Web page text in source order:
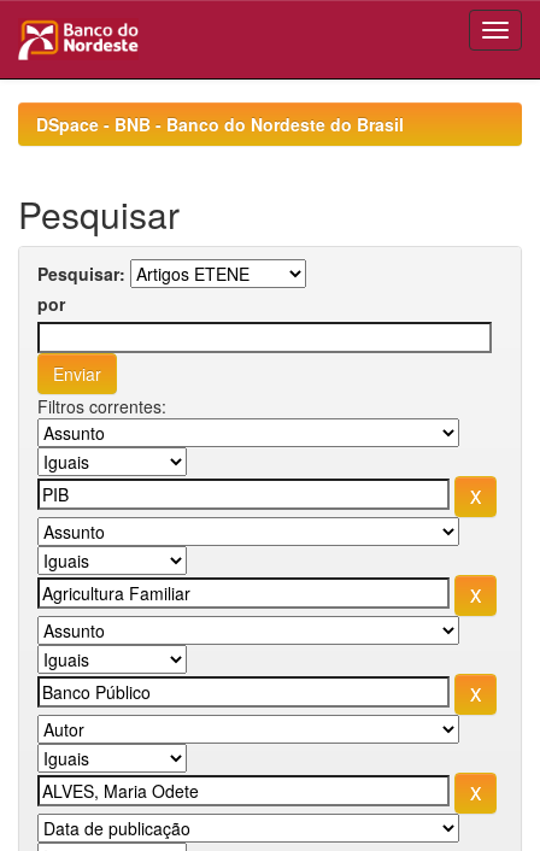
navigationDSpace - BNB - Banco do Nordeste do Brasil
Pesquisar
Pesquisar:
por
Filtros correntes: